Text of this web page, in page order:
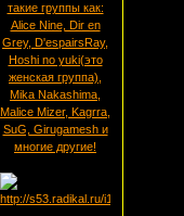
такие группы как:
Alice Nine, Dir en
Grey, D'espairsRay,
Hoshi no yuki(это
женская группа),
Mika Nakashima,
Malice Mizer, Kagrra,
SuG, Girugamesh и
многие другие!